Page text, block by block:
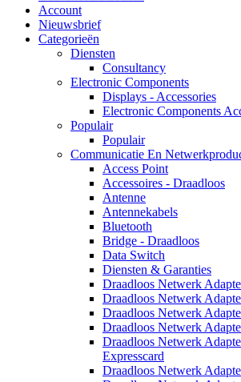
Account
Nieuwsbrief
Categorieën
Diensten
Consultancy
Electronic Components
Displays - Accessories
Electronic Components
Populair
Populair
Communicatie En
Access Point
Accessoires - Draadloos
Antenne
Antennekabels
Bluetooth
Bridge - Draadloos
Data Switch
Diensten & Garanties
Draadloos Netwerk
Draadloos Netwerk
Draadloos Netwerk
Draadloos Netwerk
Draadloos Netwerk
Expresscard
Draadloos Netwerk